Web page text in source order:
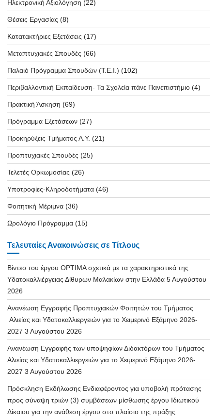
Ηλεκτρονική Αξιολόγηση (22)
Θέσεις Εργασίας (8)
Κατατακτήριες Εξετάσεις (17)
Μεταπτυχιακές Σπουδές (66)
Παλαιό Πρόγραμμα Σπουδών (T.E.I.) (102)
Περιβαλλοντική Εκπαίδευση- Τα Σχολεία πάνε Πανεπιστήμιο (4)
Πρακτική Άσκηση (69)
Πρόγραμμα Εξετάσεων (27)
Προκηρύξεις Τμήματος Α.Υ. (21)
Προπτυχιακές Σπουδές (25)
Τελετές Ορκωμοσίας (26)
Υποτροφίες-Κληροδοτήματα (46)
Φοιτητική Μέριμνα (36)
Ωρολόγιο Πρόγραμμα (15)
Τελευταίες Ανακοινώσεις σε Τίτλους
Βίντεο του έργου OPTIMA σχετικά με τα χαρακτηριστικά της
Υδατοκαλλιέργειας Δίθυρων Μαλακίων στην Ελλάδα 5 Αυγούστου
2026
Ανανέωση Εγγραφής Προπτυχιακών Φοιτητών του Τμήματος
Αλιείας και Υδατοκαλλιεργειών για το Χειμερινό Εξάμηνο 2026-
2027 3 Αυγούστου 2026
Ανανέωση Εγγραφής των υποψηφίων Διδακτόρων του Τμήματος
Αλιείας και Υδατοκαλλιεργειών για το Χειμερινό Εξάμηνο 2026-
2027 3 Αυγούστου 2026
Πρόσκληση Εκδήλωσης Ενδιαφέροντος για υποβολή πρότασης
προς σύναψη τριών (3) συμβάσεων μίσθωσης έργου Ιδιωτικού
Δίκαιου για την ανάθεση έργου στο πλαίσιο της πράξης